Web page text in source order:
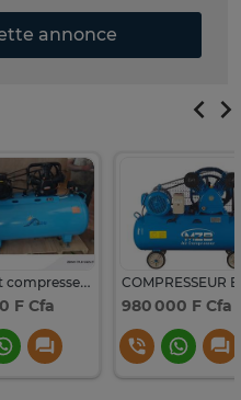
annonce
Puissant compresseur likou 500l
F Cfa 980 000 F Cfa